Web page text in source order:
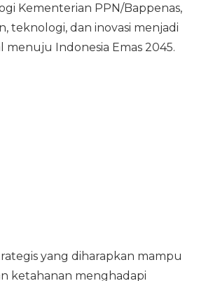
Kementerian PPN/Bappenas,
teknologi, dan inovasi menjadi
Indonesia Emas 2045.
yang diharapkan mampu
ketahanan menghadapi